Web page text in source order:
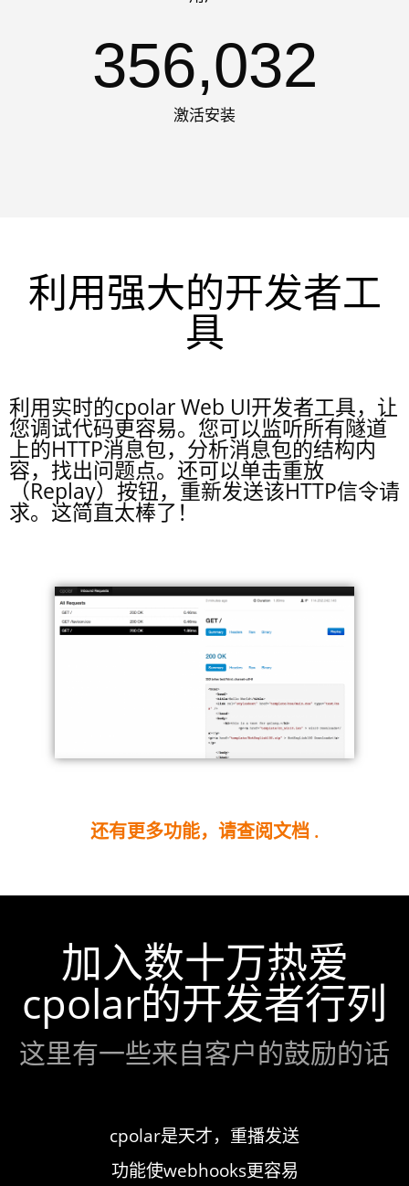
356,032
激活安装
利用强大的开发者工
具
利用实时的cpolar Web UI开发者工具，让
您调试代码更容易。您可以监听所有隧道
上的HTTP消息包，分析消息包的结构内
容，找出问题点。还可以单击重放
（Replay）按钮，重新发送该HTTP信令请
求。这简直太棒了！
还有更多功能，请查阅文档 .
加入数十万热爱
cpolar的开发者行列
这里有一些来自客户的鼓励的话
cpolar是天才，重播发送
功能使webhooks更容易